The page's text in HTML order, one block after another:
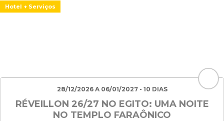
Hotel + Serviços
28/12/2026 A 06/01/2027 - 10 DIAS
RÉVEILLON 26/27 NO EGITO: UMA NOITE
NO TEMPLO FARAÔNICO